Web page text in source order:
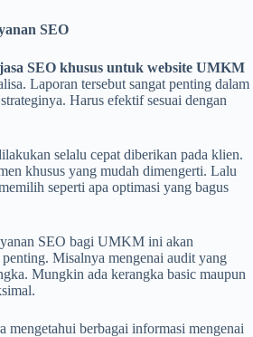
SEO
jasa SEO khusus untuk website UMKM
Laporan tersebut sangat penting dalam
Harus efektif sesuai dengan
selalu cepat diberikan pada klien.
khusus yang mudah dimengerti. Lalu
seperti apa optimasi yang bagus
SEO bagi UMKM ini akan
Misalnya mengenai audit yang
Mungkin ada kerangka basic maupun
mengetahui berbagai informasi mengenai